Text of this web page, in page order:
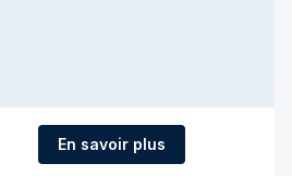
En savoir plus